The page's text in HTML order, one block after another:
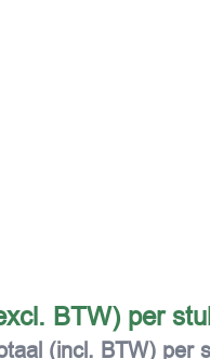
BTW) per
(incl. BTW) per